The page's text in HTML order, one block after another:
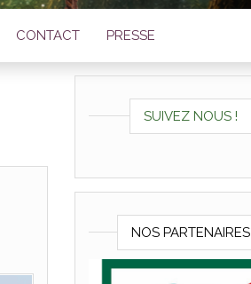
CONTACT PRESSE
SUIVEZ NOUS !
NOS PARTENAIRES